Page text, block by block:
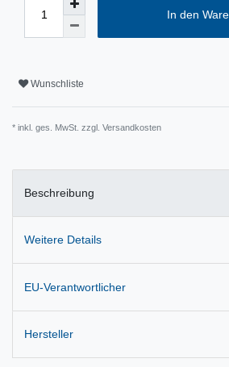
In den
Wunschliste
* inkl. ges. MwSt. zzgl. Versandkosten
Beschreibung
Weitere Details
EU-Verantwortlicher
Hersteller